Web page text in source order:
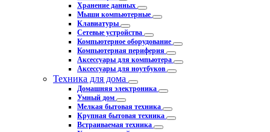
Хранение данных
Мыши компьютерные
Клавиатуры
Сетевые устройства
Компьютерное оборудование
Компьютерная периферия
Аксессуары для компьютера
Аксессуары для ноутбуков
Техника для дома
Домашняя электроника
Умный дом
Мелкая бытовая техника
Крупная бытовая техника
Встраиваемая техника